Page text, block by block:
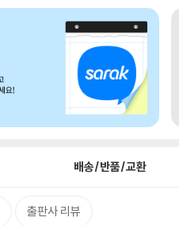
배송/반품/교환
출판사 리뷰